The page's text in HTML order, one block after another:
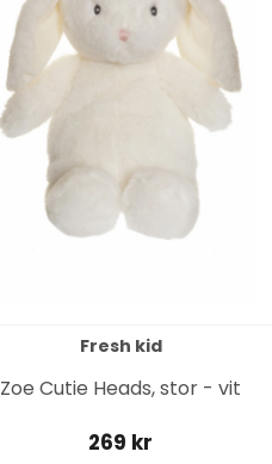
Fresh kid
Zoe Cutie Heads, stor - vit
269 kr